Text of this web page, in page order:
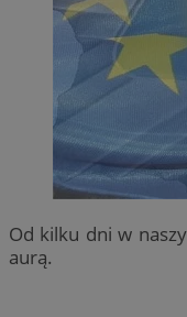
Od kilku dni w
aurą.